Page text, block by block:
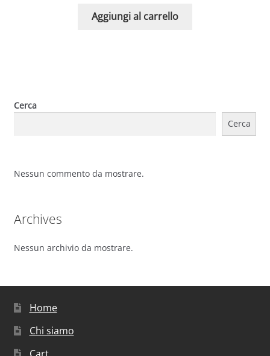
Aggiungi al carrello
Cerca
Cerca
Nessun commento da mostrare.
Archives
Nessun archivio da mostrare.
Home
Chi siamo